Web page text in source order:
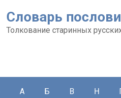
Словарь
Толкование старинных
А Б В Н